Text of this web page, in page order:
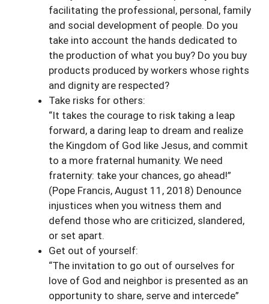
facilitating the professional, personal, family
and social development of people. Do you
take into account the hands dedicated to
the production of what you buy? Do you buy
products produced by workers whose rights
and dignity are respected?
Take risks for others:
“It takes the courage to risk taking a leap
forward, a daring leap to dream and realize
the Kingdom of God like Jesus, and commit
to a more fraternal humanity. We need
fraternity: take your chances, go ahead!”
(Pope Francis, August 11, 2018) Denounce
injustices when you witness them and
defend those who are criticized, slandered,
or set apart.
Get out of yourself:
“The invitation to go out of ourselves for
love of God and neighbor is presented as an
opportunity to share, serve and intercede”